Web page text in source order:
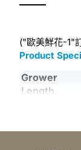
("歐美鮮花-1"
Product
Grower
Length